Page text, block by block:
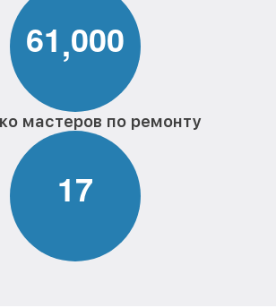
61,000
мастеров по ремонту
17